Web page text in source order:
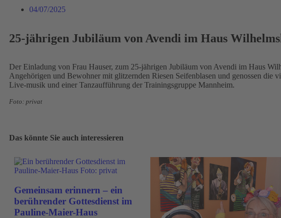
04/07/2025
25-jährigen Jubiläum von Avendi im Haus
Der Einladung von Frau Hauser, zum 25-jährigen Jubiläum von Avendi im Haus
Angehörigen und Bewohner mit glitzernden Riesen Seifenblasen und genossen
Live-musik und einer Tanzaufführung der Trainingsgruppe Mannheim.
Foto: privat
Das könnte Sie auch interessieren
Gemeinsam erinnern – ein
berührender Gottesdienst im
Pauline-Maier-Haus